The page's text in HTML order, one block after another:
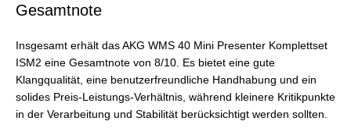
Gesamtnote
Insgesamt erhält das AKG WMS 40 Mini Presenter Komplettset
ISM2 eine Gesamtnote von 8/10. Es bietet eine gute
Klangqualität, eine benutzerfreundliche Handhabung und ein
solides Preis-Leistungs-Verhältnis, während kleinere Kritikpunkte
in der Verarbeitung und Stabilität berücksichtigt werden sollten.